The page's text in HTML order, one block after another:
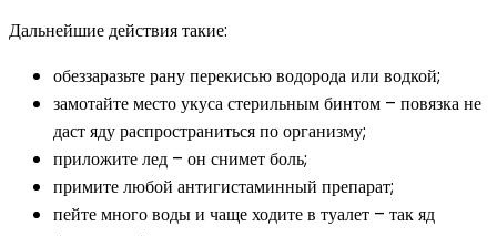
Дальнейшие действия такие:
обеззаразьте рану перекисью водорода или водкой;
замотайте место укуса стерильным бинтом – повязка не
даст яду распространиться по организму;
приложите лед – он снимет боль;
примите любой антигистаминный препарат;
пейте много воды и чаще ходите в туалет – так яд